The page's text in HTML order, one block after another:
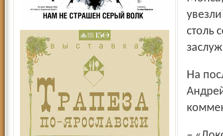
столь
На послематчевой пресс-конференции наставник гостей